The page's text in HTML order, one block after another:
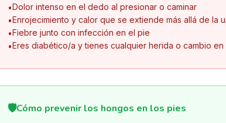
•Dolor intenso en el dedo al presionar o caminar
•Enrojecimiento y calor que se extiende más allá de la
•Fiebre junto con infección en el pie
•Eres diabético/a y tienes cualquier herida o cambio en
🛡️Cómo prevenir los hongos en los pies